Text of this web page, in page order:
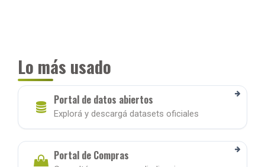
Lo más usado
Portal de datos abiertos
Explorá y descargá datasets oficiales
Portal de Compras